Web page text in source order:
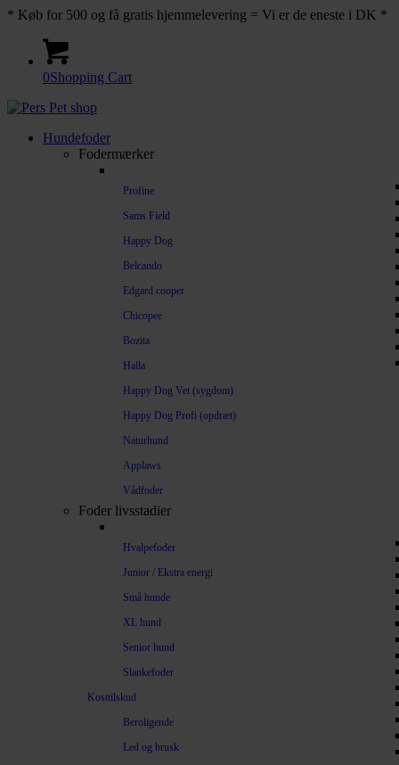
* Køb for 500 og få gratis hjemmelevering = Vi er de eneste i DK *
0Shopping Cart
Hundefoder
Fodermærker
Profine
Sams Field
Happy Dog
Belcando
Edgard cooper
Chicopee
Bozita
Halla
Happy Dog Vet (sygdom)
Happy Dog Profi (opdræt)
Naturhund
Applaws
Vådfoder
Foder livsstadier
Hvalpefoder
Junior / Ekstra energi
Små hunde
XL hund
Senior hund
Slankefoder
Kosttilskud
Beroligende
Led og brusk